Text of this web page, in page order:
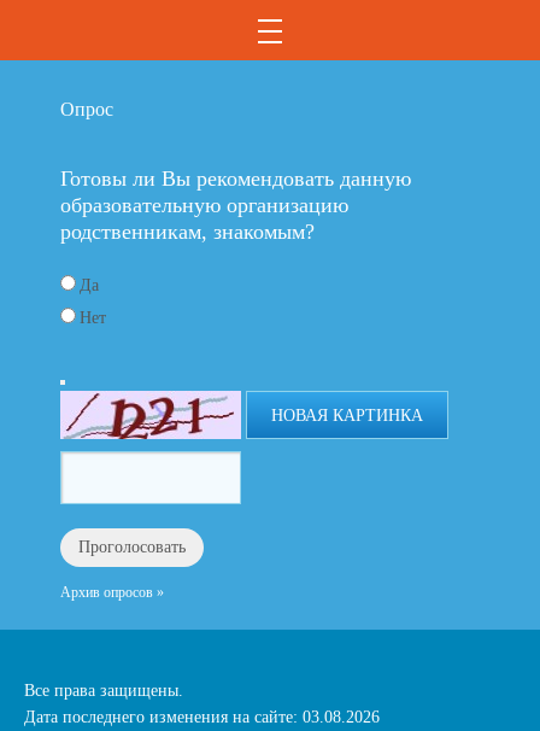
Опрос
Готовы ли Вы рекомендовать данную
образовательную организацию
родственникам, знакомым?
Да
Нет
НОВАЯ КАРТИНКА
Архив опросов »
Все права защищены.
Дата последнего изменения на сайте: 03.08.2026